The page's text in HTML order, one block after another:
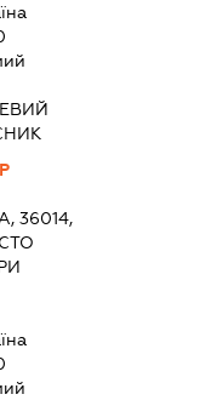
36014,